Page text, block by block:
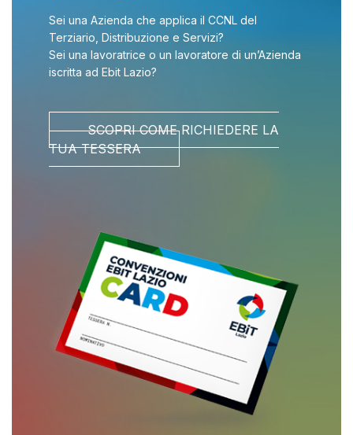
Sei una Azienda che applica il CCNL del
Terziario, Distribuzione e Servizi?
Sei una lavoratrice o un lavoratore di un’Azienda
iscritta ad Ebit Lazio?
SCOPRI COME RICHIEDERE LA
TUA TESSERA